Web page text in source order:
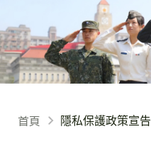
首頁 隱私保護政策宣告